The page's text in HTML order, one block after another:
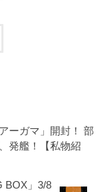
ーガマ」開封！ 部
発艦！【私物紹
BOX」3/8